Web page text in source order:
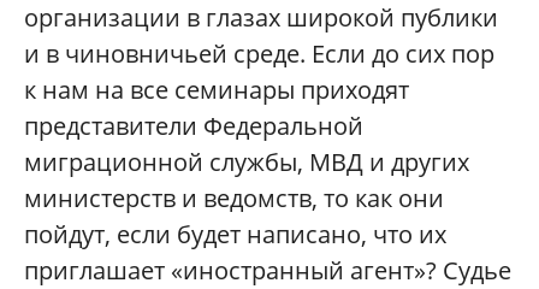
организации в глазах широкой публики
и в чиновничьей среде. Если до сих пор
к нам на все семинары приходят
представители Федеральной
миграционной службы, МВД и других
министерств и ведомств, то как они
пойдут, если будет написано, что их
приглашает «иностранный агент»? Судье